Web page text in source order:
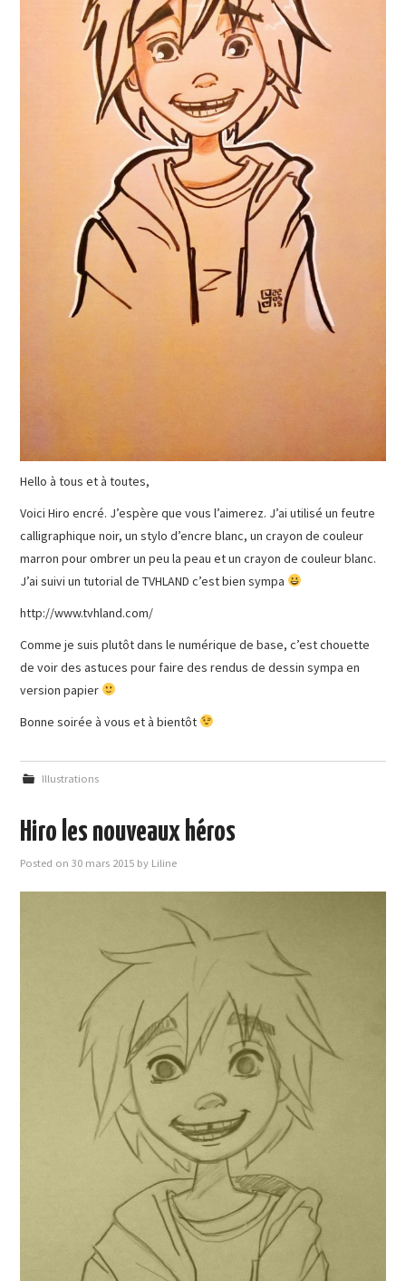
Hello à tous et à toutes,
Voici Hiro encré. J’espère que vous l’aimerez. J’ai utilisé un feutre
calligraphique noir, un stylo d’encre blanc, un crayon de couleur
marron pour ombrer un peu la peau et un crayon de couleur blanc.
J’ai suivi un tutorial de TVHLAND c’est bien sympa
http://www.tvhland.com/
Comme je suis plutôt dans le numérique de base, c’est chouette
de voir des astuces pour faire des rendus de dessin sympa en
version papier
Bonne soirée à vous et à bientôt
Illustrations
Hiro les nouveaux héros
Posted on30 mars 2015 by Liline